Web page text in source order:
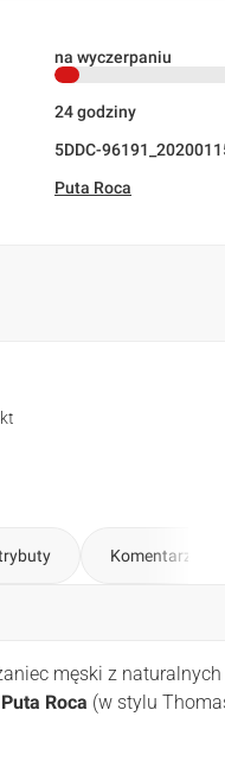
na wyczerpaniu
24 godziny
5DDC-
Puta Roca
Komentarze
męski z
Puta Roca (w stylu